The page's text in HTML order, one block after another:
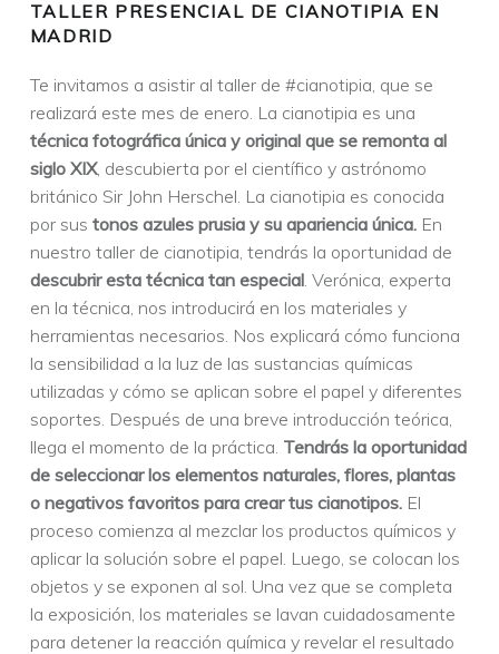
TALLER PRESENCIAL DE CIANOTIPIA EN
MADRID
Te invitamos a asistir al taller de #cianotipia, que se
realizará este mes de enero. La cianotipia es una
técnica fotográfica única y original que se remonta al
siglo XIX, descubierta por el científico y astrónomo
británico Sir John Herschel. La cianotipia es conocida
por sus tonos azules prusia y su apariencia única.En
nuestro taller de cianotipia, tendrás la oportunidad de
descubrir esta técnica tan especial. Verónica, experta
en la técnica, nos introducirá en los materiales y
herramientas necesarios. Nos explicará cómo funciona
la sensibilidad a la luz de las sustancias químicas
utilizadas y cómo se aplican sobre el papel y diferentes
soportes. Después de una breve introducción teórica,
llega el momento de la práctica. Tendrás la oportunidad
de seleccionar los elementos naturales, flores, plantas
o negativos favoritos para crear tus cianotipos. El
proceso comienza al mezclar los productos químicos y
aplicar la solución sobre el papel. Luego, se colocan los
objetos y se exponen al sol. Una vez que se completa
la exposición, los materiales se lavan cuidadosamente
para detener la reacción química y revelar el resultado